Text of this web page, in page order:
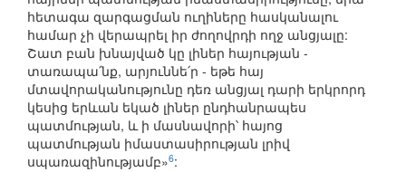
հետագա զարգացման ուղիները հասկանալու
համար չի վերապրել իր ժողովրդի ողջ անցյալը:
Շատ բան խնայված կը լիներ հայության -
տառապա՛նք, արյուննե՛ր - եթե հայ
մտավորականությունը դեռ անցյալ դարի երկրորդ
կեսից երևան եկած լիներ ընդհանրապես
պատմության, և ի մասնավորի՝ հայոց
պատմության իմաստասիրության լրիվ
սպառազինությամբ»6: